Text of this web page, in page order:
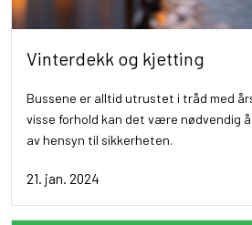
Vinterdekk og kjetting
Bussene er alltid utrustet i tråd med
visse forhold kan det være nødvendig
av hensyn til sikkerheten.
21. jan. 2024